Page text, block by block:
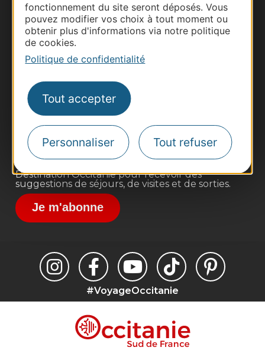
fonctionnement du site seront déposés. Vous
pouvez modifier vos choix à tout moment ou
obtenir plus d'informations via notre politique
de cookies.
Politique de confidentialité
Tout accepter
Personnaliser Tout refuser
Thermalisme
Pros d'Occitanie
Site presse et d'influence
Voyagistes
Destination Sport
Inscrivez-vous à la lettre d'information
Destination Occitanie pour recevoir des
suggestions de séjours, de visites et de sorties.
Je m'abonne
#VoyageOccitanie